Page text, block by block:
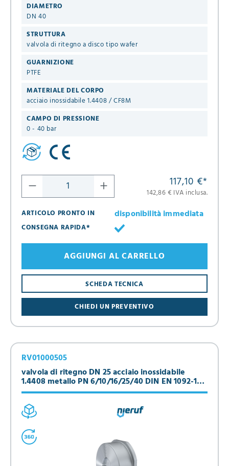
DIAMETRO
DN 40
STRUTTURA
valvola di ritegno a disco tipo wafer
GUARNIZIONE
PTFE
MATERIALE DEL CORPO
acciaio inossidabile 1.4408 / CF8M
CAMPO DI PRESSIONE
0 - 40 bar
117,10 €*
142,86 € IVA inclusa.
ARTICOLO PRONTO IN
disponibilità immediata
CONSEGNA RAPIDA*
CHIEDI UN PREVENTIVO
SCHEDA TECNICA
AGGIUNGI AL CARRELLO
valvola di ritegno DN 25 acciaio inossidabile
1.4408 metallo PN 6/10/16/25/40 DIN EN 1092-1
Forma B
RV01000505